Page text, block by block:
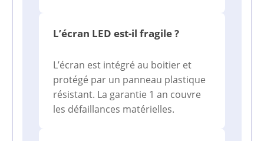
L’écran LED est-il fragile ?
L’écran est intégré au boitier et
protégé par un panneau plastique
résistant. La garantie 1 an couvre
les défaillances matérielles.